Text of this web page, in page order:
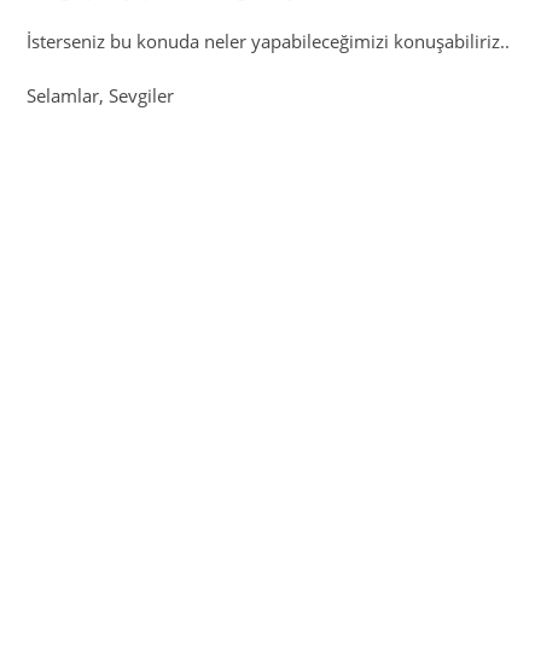
İsterseniz bu konuda neler yapabileceğimizi konuşabiliriz..
Selamlar, Sevgiler